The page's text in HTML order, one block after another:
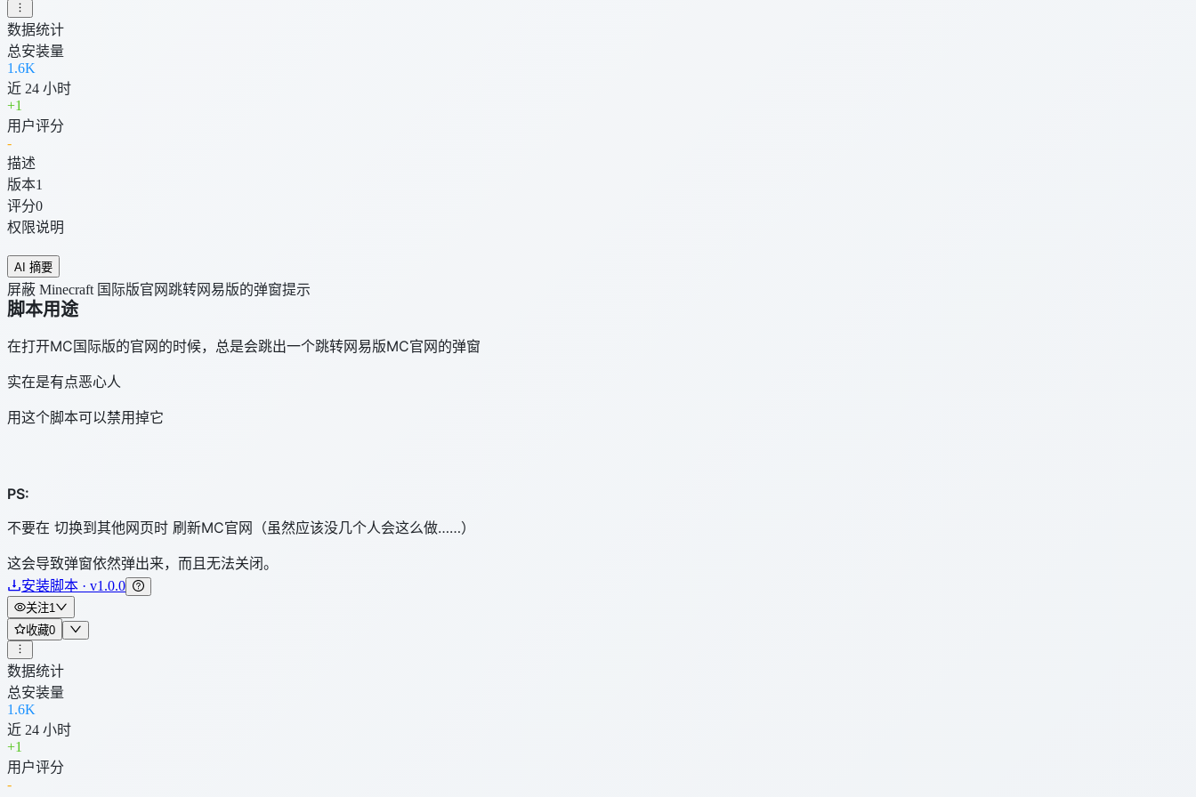
数据统计
总安装量
1.6K
近 24 小时
+1
用户评分
-
描述
版本1
评分0
权限说明
AI 摘要
屏蔽 Minecraft 国际版官网跳转网易版的弹窗提示
脚本用途
在打开MC国际版的官网的时候，总是会跳出一个跳转网易版MC官网的弹窗
实在是有点恶心人
用这个脚本可以禁用掉它
PS:
不要在 切换到其他网页时 刷新MC官网（虽然应该没几个人会这么做……）
这会导致弹窗依然弹出来，而且无法关闭。
安装脚本 · v1.0.0
关注1
收藏0
数据统计
总安装量
1.6K
近 24 小时
+1
用户评分
-